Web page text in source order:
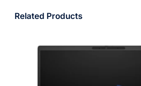
Related Products